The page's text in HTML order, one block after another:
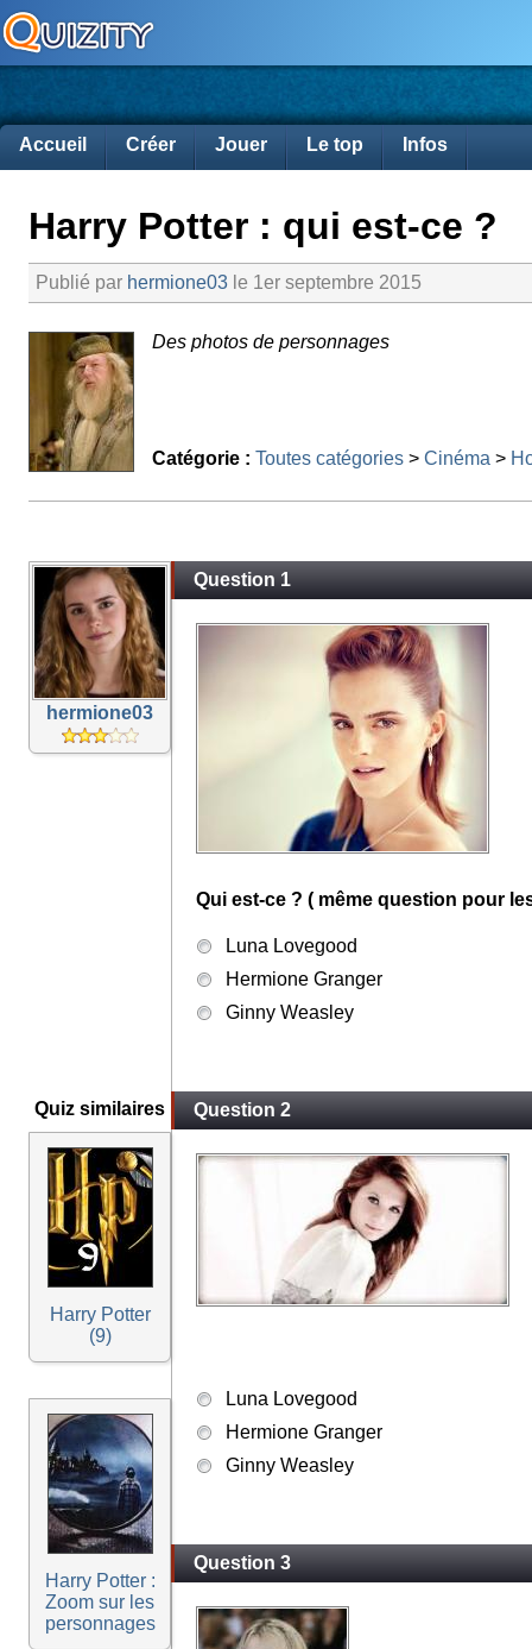
Accueil Créer Jouer Le top Infos
Harry Potter : qui est-ce ?
Publié par hermione03 le 1er septembre 2015
Des photos de personnages
Catégorie : Toutes catégories > Cinéma >
hermione03
Quiz similaires
Harry Potter
(9)
Harry Potter :
Zoom sur les
personnages
Question 1
Qui est-ce ? ( même question pour
Luna Lovegood
Hermione Granger
Ginny Weasley
Question 2
Luna Lovegood
Hermione Granger
Ginny Weasley
Question 3